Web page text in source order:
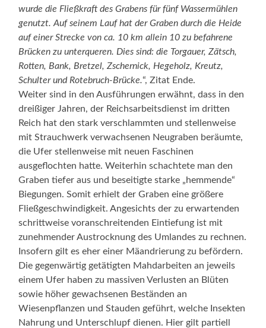
wurde die Fließkraft des Grabens für fünf Wassermühlen
genutzt. Auf seinem Lauf hat der Graben durch die Heide
auf einer Strecke von ca. 10 km allein 10 zu befahrene
Brücken zu unterqueren. Dies sind: die Torgauer, Zätsch,
Rotten, Bank, Bretzel, Zschernick, Hegeholz, Kreutz,
Schulter und Rotebruch-Brücke.“, Zitat Ende.
Weiter sind in den Ausführungen erwähnt, dass in den
dreißiger Jahren, der Reichsarbeitsdienst im dritten
Reich hat den stark verschlammten und stellenweise
mit Strauchwerk verwachsenen Neugraben beräumte,
die Ufer stellenweise mit neuen Faschinen
ausgeflochten hatte. Weiterhin schachtete man den
Graben tiefer aus und beseitigte starke „hemmende“
Biegungen. Somit erhielt der Graben eine größere
Fließgeschwindigkeit. Angesichts der zu erwartenden
schrittweise voranschreitenden Eintiefung ist mit
zunehmender Austrocknung des Umlandes zu rechnen.
Insofern gilt es eher einer Mäandrierung zu befördern.
Die gegenwärtig getätigten Mahdarbeiten an jeweils
einem Ufer haben zu massiven Verlusten an Blüten
sowie höher gewachsenen Beständen an
Wiesenpflanzen und Stauden geführt, welche Insekten
Nahrung und Unterschlupf dienen. Hier gilt partiell